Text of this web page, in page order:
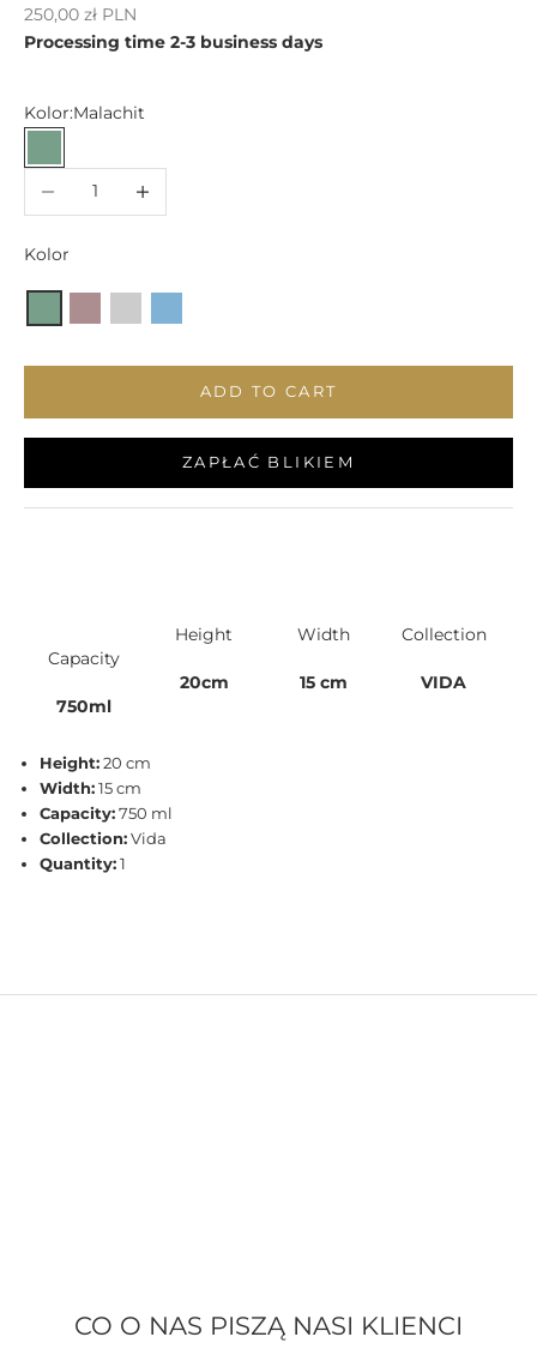
Sale price
250,00 zł PLN
Processing time 2-3 business days
Kolor:Malachit
Malachit
Capacity
750ml
Height
20cm
Width
15 cm
Collection
VIDA
Height:20 cm
Width:15 cm
Capacity:750 ml
Collection:Vida
Quantity:1
Decrease quantity
Kolor
ADD TO CART
ZAPŁAĆ BLIKIEM
CO O NAS PISZĄ NASI KLIENCI